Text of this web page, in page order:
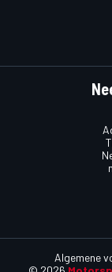
Algemene